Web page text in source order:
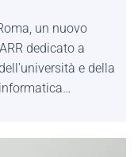
un nuovo
dedicato a
e della